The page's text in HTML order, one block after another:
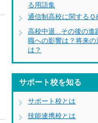
る用語集
通信制高校に関するＱ
高校中退...その後の進
職への影響は？将来の
は？
サポート校を知る
サポート校とは
技能連携校とは